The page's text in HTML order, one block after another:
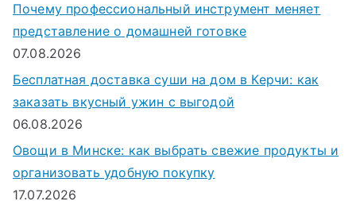
Почему профессиональный инструмент меняет
представление о домашней готовке
07.08.2026
Бесплатная доставка суши на дом в Керчи: как
заказать вкусный ужин с выгодой
06.08.2026
Овощи в Минске: как выбрать свежие продукты и
организовать удобную покупку
17.07.2026